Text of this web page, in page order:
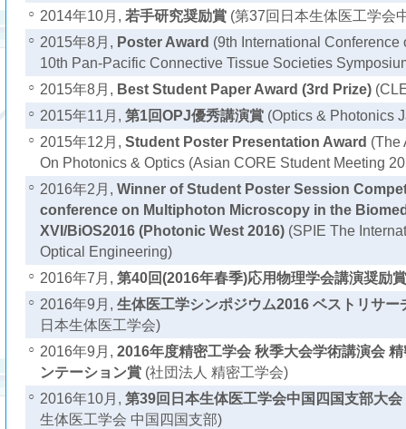
○ 2014年10月, 若手研究奨励賞(第37回日本生体医工学会
○ 2015年8月, Poster Award (9th International Conference
10th Pan-Pacific Connective Tissue Societies
○ 2015年8月, Best Student Paper Award (3rd Prize)
○ 2015年11月, 第1回OPJ優秀講演賞(Optics & Photonics
○ 2015年12月, Student Poster Presentation Award (The
On Photonics & Optics (Asian CORE Student Meeting
○ 2016年2月, Winner of Student Poster Session
conference on Multiphoton Microscopy in the
XVI/BiOS2016 (Photonic West 2016)(SPIE The
Optical Engineering)
○ 2016年7月, 第40回(2016年春季)応用物理学会講演奨励賞
○ 2016年9月, 生体医工学シンポジウム2016 ベストリサー
日本生体医工学会)
○ 2016年9月, 2016年度精密工学会 秋季大会学術講演会
ンテーション賞(社団法人 精密工学会)
○ 2016年10月, 第39回日本生体医工学会中国四国支部大
生体医工学会 中国四国支部)